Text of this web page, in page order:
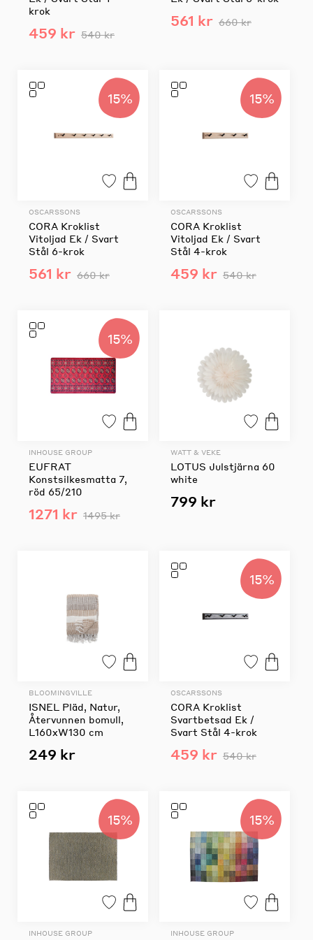
krok
459 kr 540 kr
561 kr 660 kr
15%
OSCARSSONS
CORA Kroklist
Vitoljad Ek / Svart
Stål 6-krok
561 kr 660 kr
15%
OSCARSSONS
CORA Kroklist
Vitoljad Ek / Svart
Stål 4-krok
459 kr 540 kr
15%
INHOUSE GROUP
EUFRAT
Konstsilkesmatta 7,
röd 65/210
1271 kr 1495 kr
WATT & VEKE
LOTUS Julstjärna 60
white
799 kr
BLOOMINGVILLE
ISNEL Pläd, Natur,
Återvunnen bomull,
L160xW130 cm
249 kr
15%
OSCARSSONS
CORA Kroklist
Svartbetsad Ek /
Svart Stål 4-krok
459 kr 540 kr
15%
INHOUSE GROUP
15%
INHOUSE GROUP